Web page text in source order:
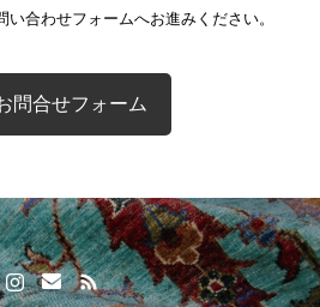
合わせフォームへお進みください。
問合せフォーム